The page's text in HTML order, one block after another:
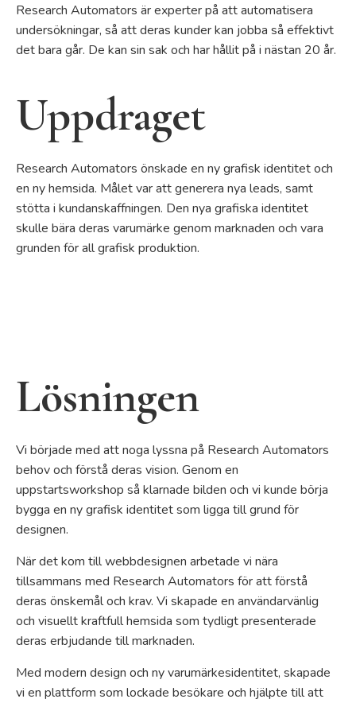
Research Automators är experter på att automatisera
undersökningar, så att deras kunder kan jobba så effektivt
det bara går. De kan sin sak och har hållit på i nästan 20 år.
Uppdraget
Research Automators önskade en ny grafisk identitet och
en ny hemsida. Målet var att generera nya leads, samt
stötta i kundanskaffningen. Den nya grafiska identitet
skulle bära deras varumärke genom marknaden och vara
grunden för all grafisk produktion.
Lösningen
Vi började med att noga lyssna på Research Automators
behov och förstå deras vision. Genom en
uppstartsworkshop så klarnade bilden och vi kunde börja
bygga en ny grafisk identitet som ligga till grund för
designen.
När det kom till webbdesignen arbetade vi nära
tillsammans med Research Automators för att förstå
deras önskemål och krav. Vi skapade en användarvänlig
och visuellt kraftfull hemsida som tydligt presenterade
deras erbjudande till marknaden.
Med modern design och ny varumärkesidentitet, skapade
vi en plattform som lockade besökare och hjälpte till att